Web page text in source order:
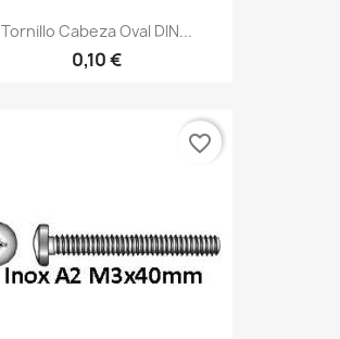
Tornillo Cabeza Oval DIN...
0,10 €
favorite_border